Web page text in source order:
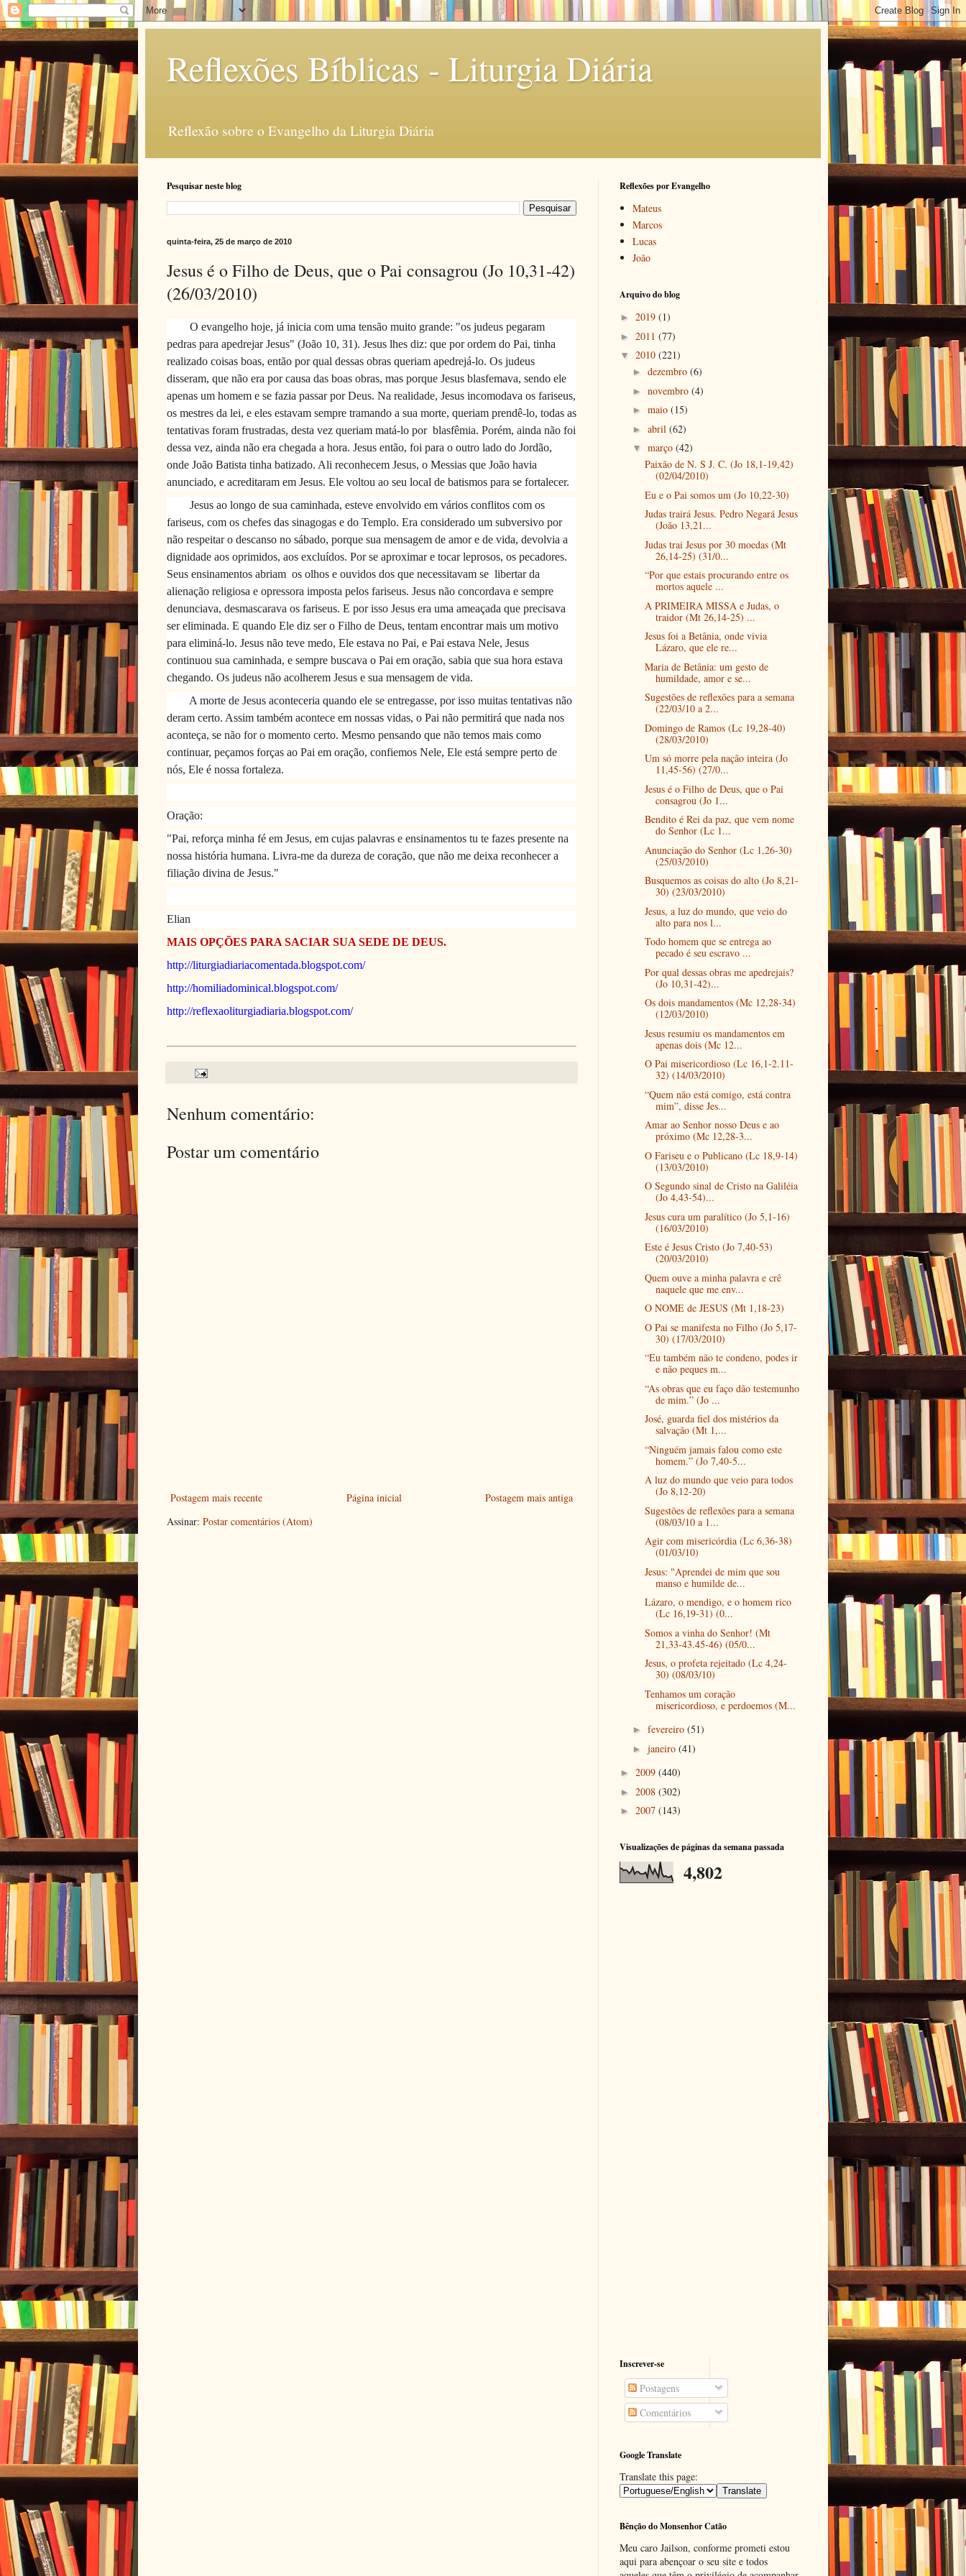
Reflexões Bíblicas - Liturgia Diária
Reflexão sobre o Evangelho da Liturgia Diária
Pesquisar neste blog
quinta-feira, 25 de março de 2010
Jesus é o Filho de Deus, que o Pai consagrou (Jo 10,31-42)
(26/03/2010)
O evangelho hoje, já inicia com uma tensão muito grande: "os judeus pegaram
pedras para apedrejar Jesus" (João 10, 31). Jesus lhes diz: que por ordem do Pai, tinha
realizado coisas boas, então por qual dessas obras queriam apedrejá-lo. Os judeus
disseram, que não era por causa das boas obras, mas porque Jesus blasfemava, sendo ele
apenas um homem e se fazia passar por Deus. Na realidade, Jesus incomodava os fariseus,
os mestres da lei, e eles estavam sempre tramando a sua morte, queriam prendê-lo, todas as
tentativas foram frustradas, desta vez queriam matá-lo por blasfêmia. Porém, ainda não foi
dessa vez, ainda não era chegada a hora. Jesus então, foi para o outro lado do Jordão,
onde João Batista tinha batizado. Ali reconhecem Jesus, o Messias que João havia
anunciado, e acreditaram em Jesus. Ele voltou ao seu local de batismos para se fortalecer.
Jesus ao longo de sua caminhada, esteve envolvido em vários conflitos com os
fariseus, com os chefes das sinagogas e do Templo. Era considerado um subversivo por
não respeitar o descanso no sábado, porque sua mensagem de amor e de vida, devolvia a
dignidade aos oprimidos, aos excluídos. Por se aproximar e tocar leprosos, os pecadores.
Seus ensinamentos abriam os olhos e ouvidos dos que necessitavam se libertar da
alienação religiosa e opressora imposta pelos fariseus. Jesus não concordava e sempre
denunciava, desmascarava os fariseus. E por isso Jesus era uma ameaçada que precisava
ser eliminada. E quando Ele diz ser o Filho de Deus, tentam encontrar mais um motivo
para eliminá-lo. Jesus não teve medo, Ele estava no Pai, e Pai estava Nele, Jesus
continuou sua caminhada, e sempre buscava o Pai em oração, sabia que sua hora estava
chegando. Os judeus não acolherem Jesus e sua mensagem de vida.
A morte de Jesus aconteceria quando ele se entregasse, por isso muitas tentativas não
deram certo. Assim também acontece em nossas vidas, o Pai não permitirá que nada nos
aconteça, se não for o momento certo. Mesmo pensando que não temos mais como
continuar, peçamos forças ao Pai em oração, confiemos Nele, Ele está sempre perto de
nós, Ele é nossa fortaleza.
Oração:
"Pai, reforça minha fé em Jesus, em cujas palavras e ensinamentos tu te fazes presente na
nossa história humana. Livra-me da dureza de coração, que não me deixa reconhecer a
filiação divina de Jesus."
Elian
MAIS OPÇÕES PARA SACIAR SUA SEDE DE DEUS.
http://liturgiadiariacomentada.blogspot.com/
http://homiliadominical.blogspot.com/
http://reflexaoliturgiadiaria.blogspot.com/
Nenhum comentário:
Postar um comentário
Postagem mais recente Postagem mais antiga
Página inicial
Assinar: Postar comentários (Atom)
Reflexões por Evangelho
Mateus
Marcos
Lucas
João
Arquivo do blog
► 2019 (1)
► 2011 (77)
▼ 2010 (221)
► dezembro (6)
► novembro (4)
► maio (15)
► abril (62)
▼ março (42)
Paixão de N. S J. C. (Jo 18,1-19,42)
(02/04/2010)
Eu e o Pai somos um (Jo 10,22-30)
Judas trairá Jesus. Pedro Negará Jesus
(João 13,21...
Judas trai Jesus por 30 moedas (Mt
26,14-25) (31/0...
“Por que estais procurando entre os
mortos aquele ...
A PRIMEIRA MISSA e Judas, o
traidor (Mt 26,14-25) ...
Jesus foi a Betânia, onde vivia
Lázaro, que ele re...
Maria de Betânia: um gesto de
humildade, amor e se...
Sugestões de reflexões para a semana
(22/03/10 a 2...
Domingo de Ramos (Lc 19,28-40)
(28/03/2010)
Um só morre pela nação inteira (Jo
11,45-56) (27/0...
Jesus é o Filho de Deus, que o Pai
consagrou (Jo 1...
Bendito é Rei da paz, que vem nome
do Senhor (Lc 1...
Anunciação do Senhor (Lc 1,26-30)
(25/03/2010)
Busquemos as coisas do alto (Jo 8,21-
30) (23/03/2010)
Jesus, a luz do mundo, que veio do
alto para nos l...
Todo homem que se entrega ao
pecado é seu escravo ...
Por qual dessas obras me apedrejais?
(Jo 10,31-42)...
Os dois mandamentos (Mc 12,28-34)
(12/03/2010)
Jesus resumiu os mandamentos em
apenas dois (Mc 12...
O Pai misericordioso (Lc 16,1-2.11-
32) (14/03/2010)
“Quem não está comigo, está contra
mim”, disse Jes...
Amar ao Senhor nosso Deus e ao
próximo (Mc 12,28-3...
O Fariseu e o Publicano (Lc 18,9-14)
(13/03/2010)
O Segundo sinal de Cristo na Galiléia
(Jo 4,43-54)...
Jesus cura um paralítico (Jo 5,1-16)
(16/03/2010)
Este é Jesus Cristo (Jo 7,40-53)
(20/03/2010)
Quem ouve a minha palavra e crê
naquele que me env...
O NOME de JESUS (Mt 1,18-23)
O Pai se manifesta no Filho (Jo 5,17-
30) (17/03/2010)
“Eu também não te condeno, podes ir
e não peques m...
“As obras que eu faço dão testemunho
de mim.” (Jo ...
José, guarda fiel dos mistérios da
salvação (Mt 1,...
“Ninguém jamais falou como este
homem.” (Jo 7,40-5...
A luz do mundo que veio para todos
(Jo 8,12-20)
Sugestões de reflexões para a semana
(08/03/10 a 1...
Agir com misericórdia (Lc 6,36-38)
(01/03/10)
Jesus: "Aprendei de mim que sou
manso e humilde de...
Lázaro, o mendigo, e o homem rico
(Lc 16,19-31) (0...
Somos a vinha do Senhor! (Mt
21,33-43.45-46) (05/0...
Jesus, o profeta rejeitado (Lc 4,24-
30) (08/03/10)
Tenhamos um coração
misericordioso, e perdoemos (M...
► fevereiro (51)
► janeiro (41)
► 2009 (440)
► 2008 (302)
► 2007 (143)
Visualizações de páginas da semana passada
4,802
Inscrever-se
Postagens
Comentários
Google Translate
Translate this page:
Bênção do Monsenhor Catão
Meu caro Jailson, conforme prometi estou
aqui para abençoar o seu site e todos